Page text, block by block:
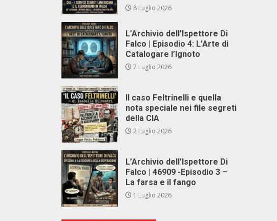
8 Luglio 2026
L’Archivio dell’Ispettore Di
Falco | Episodio 4: L’Arte di
Catalogare l’Ignoto
7 Luglio 2026
Il caso Feltrinelli e quella
nota speciale nei file segreti
della CIA
2 Luglio 2026
L’Archivio dell’Ispettore Di
Falco | 46909 -Episodio 3 –
La farsa e il fango
1 Luglio 2026